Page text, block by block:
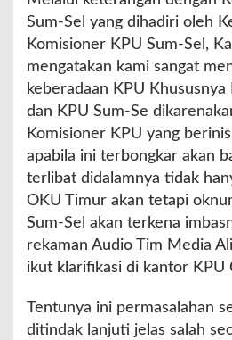
Sum-Sel yang dihadiri oleh
Komisioner KPU Sum-Sel,
mengatakan kami sangat
keberadaan KPU
dan KPU Sum-Se
Komisioner KPU yang
apabila ini terbongkar akan
terlibat didalamnya tidak
OKU Timur akan tetapi
Sum-Sel akan terkena
rekaman Audio Tim Media
ikut klarifikasi di kantor KPU
Tentunya ini permasalahan
ditindak lanjuti jelas salah